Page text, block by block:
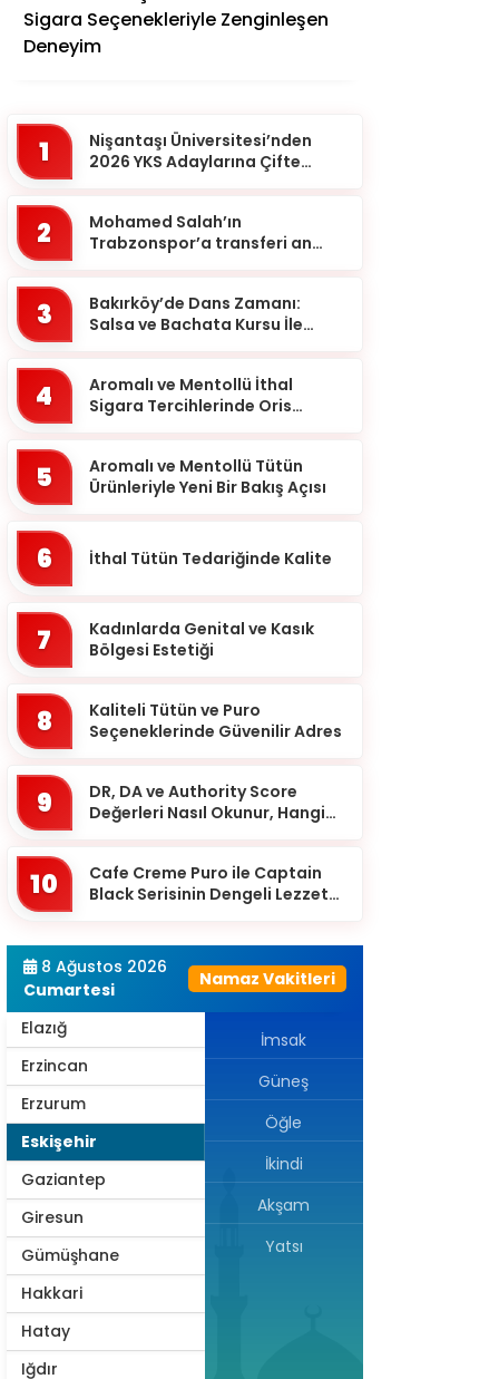
Sigara Seçenekleriyle Zenginleşen
Deneyim
1
Nişantaşı Üniversitesi’nden
2026 YKS Adaylarına Çifte
2
Mohamed Salah’ın
Trabzonspor’a transferi an
3
Bakırköy’de Dans Zamanı:
Salsa ve Bachata Kursu İle
4
Aromalı ve Mentollü İthal
Sigara Tercihlerinde Oris
5
Aromalı ve Mentollü Tütün
Ürünleriyle Yeni Bir Bakış Açısı
6 İthal Tütün Tedariğinde Kalite
7
Kadınlarda Genital ve Kasık
Bölgesi Estetiği
8
Kaliteli Tütün ve Puro
Seçeneklerinde Güvenilir Adres
9
DR, DA ve Authority Score
Değerleri Nasıl Okunur, Hangi
10
Cafe Creme Puro ile Captain
Black Serisinin Dengeli Lezzet
8 Ağustos 2026
Cumartesi
Namaz Vakitleri
Adıyaman
Afyonkarahisar
Aksaray
Amasya
Antalya
Artvin
Aydın
Balıkesir
Bartın
Batman
Bayburt
Bilecik
Bingöl
Bitlis
Bolu
Bursa
Çankırı
Denizli
Diyarbakır
Düzce
Edirne
Elazığ
Erzincan
Erzurum
Eskişehir
Gaziantep
Giresun
Gümüşhane
Hakkari
Hatay
Iğdır
İmsak
Güneş
Öğle
İkindi
Akşam
Yatsı